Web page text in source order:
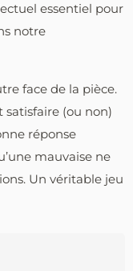
essentiel pour
notre
face de la pièce.
(ou non)
réponse
mauvaise ne
Un véritable jeu